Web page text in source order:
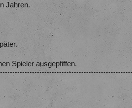
Jahren.
Spieler ausgepfiffen.